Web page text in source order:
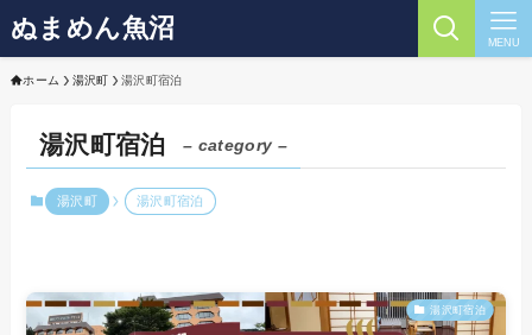
ぬまめん魚沼 MENU
ホーム 湯沢町 湯沢町宿泊
湯沢町宿泊 – category –
湯沢町 湯沢町宿泊
湯沢町宿泊